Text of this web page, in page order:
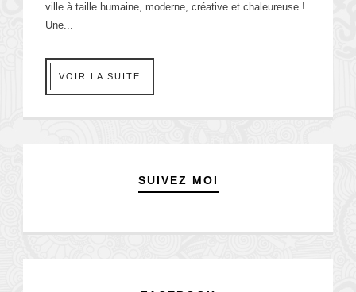
ville à taille humaine, moderne, créative et chaleureuse !
Une...
VOIR LA SUITE
SUIVEZ MOI